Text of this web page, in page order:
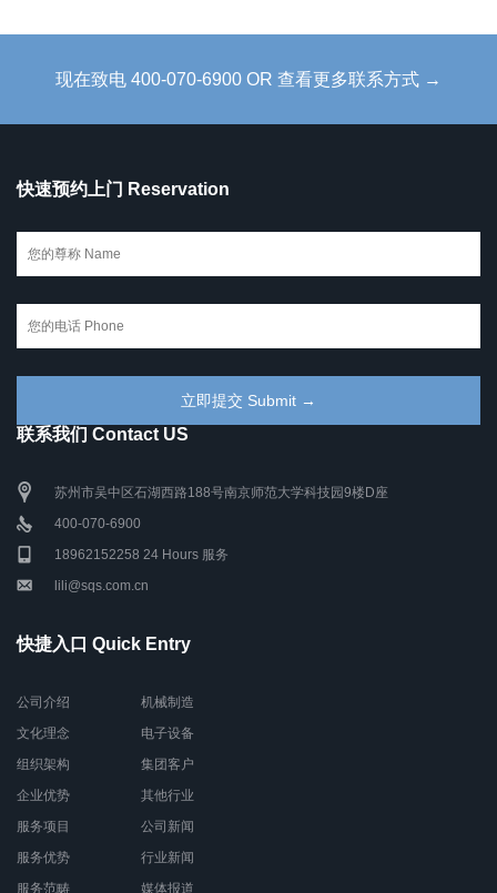
现在致电 400-070-6900 OR 查看更多联系方式 →
快速预约上门 Reservation
联系我们 Contact US
苏州市吴中区石湖西路188号南京师范大学科技园9楼D座
400-070-6900
18962152258 24 Hours 服务
lili@sqs.com.cn
快捷入口 Quick Entry
公司介绍
文化理念
组织架构
企业优势
服务项目
服务优势
服务范畴
机械制造
电子设备
集团客户
其他行业
公司新闻
行业新闻
媒体报道